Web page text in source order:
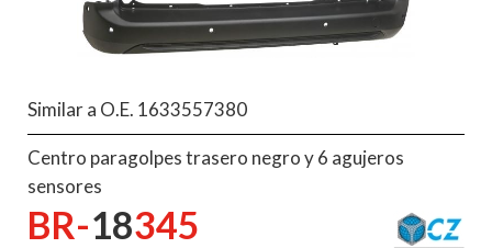
Similar a O.E. 1633557380
Centro paragolpes trasero negro y 6 agujeros
sensores
BR-18345